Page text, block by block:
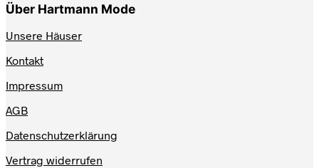
Über Hartmann Mode
Unsere Häuser
Kontakt
Impressum
AGB
Datenschutzerklärung
Vertrag widerrufen